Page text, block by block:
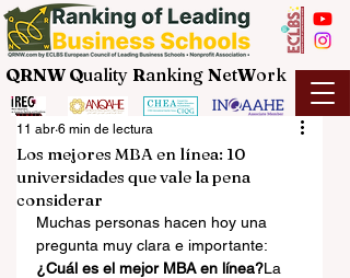
QRNW Quality Ranking NetWork
Los mejores MBA en línea: 10
universidades que vale la pena
considerar
11 abr 6 min de lectura
Muchas personas hacen hoy una
pregunta muy clara e importante:
¿Cuál es el mejor MBA en línea?La